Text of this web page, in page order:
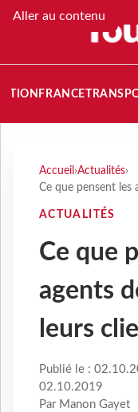
Aller au contenu
FRANCE
Accueil ›Actualités›
Ce que pensent les
ACTUALITÉS
Ce que
agents
leurs
Publié le :
02.10.2019
Par Manon Gayet